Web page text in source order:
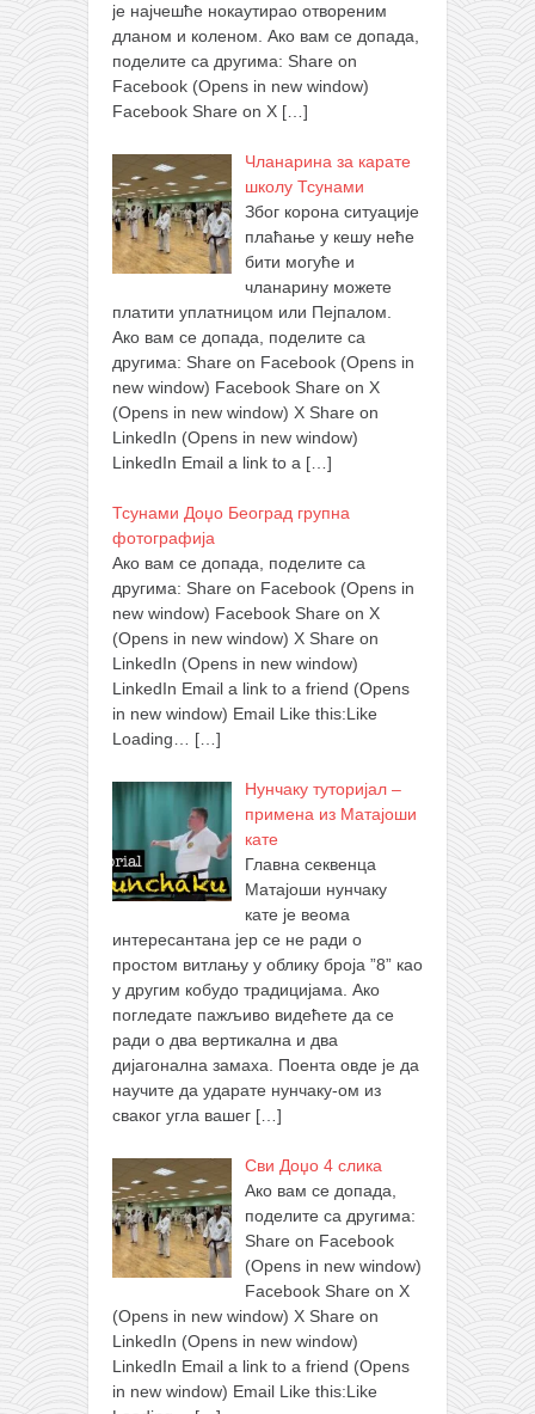
је најчешће нокаутирао отвореним
дланом и коленом. Ако вам се допада,
поделите са другима: Share on
Facebook (Opens in new window)
Facebook Share on X […]
Чланарина за карате
школу Тсунами
Због корона ситуације
плаћање у кешу неће
бити могуће и
чланарину можете
платити уплатницом или Пејпалом.
Ако вам се допада, поделите са
другима: Share on Facebook (Opens in
new window) Facebook Share on X
(Opens in new window) X Share on
LinkedIn (Opens in new window)
LinkedIn Email a link to a […]
Тсунами Доџо Београд групна
фотографија
Ако вам се допада, поделите са
другима: Share on Facebook (Opens in
new window) Facebook Share on X
(Opens in new window) X Share on
LinkedIn (Opens in new window)
LinkedIn Email a link to a friend (Opens
in new window) Email Like this:Like
Loading…
[…]
Нунчаку туторијал –
примена из Матајоши
кате
Главна секвенца
Матајоши нунчаку
кате је веома
интересантана јер се не ради о
простом витлању у облику броја ”8” као
у другим кобудо традицијама. Ако
погледате пажљиво видећете да се
ради о два вертикална и два
дијагонална замаха. Поента овде је да
научите да ударате нунчаку-ом из
сваког угла вашег […]
Сви Доџо 4 слика
Ако вам се допада,
поделите са другима:
Share on Facebook
(Opens in new window)
Facebook Share on X
(Opens in new window) X Share on
LinkedIn (Opens in new window)
LinkedIn Email a link to a friend (Opens
in new window) Email Like this:Like